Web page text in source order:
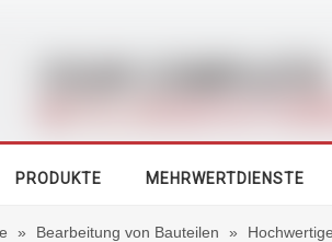
PRODUKTE MEHRWERTDIENSTE
» Bearbeitung von Bauteilen »